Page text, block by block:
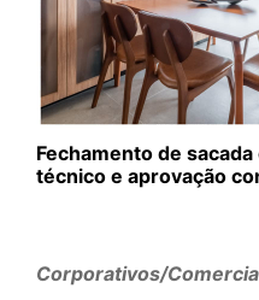
Fechamento de
técnico e aprovação
Corporativos/